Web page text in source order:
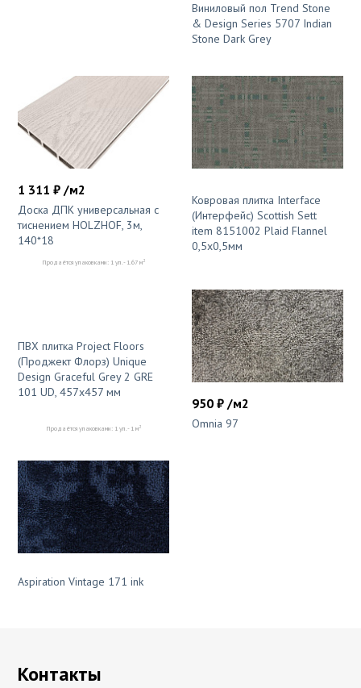
Виниловый пол Trend Stone
& Design Series 5707 Indian
Stone Dark Grey
1 311 ₽ /м2
Доска ДПК универсальная с
тиснением HOLZHOF, 3м,
140*18
Продаётся упаковками: 1 уп. - 1.67 м2
Ковровая плитка Interface
(Интерфейс) Scottish Sett
item 8151002 Plaid Flannel
0,5х0,5мм
ПВХ плитка Project Floors
(Проджект Флорз) Unique
Design Graceful Grey 2 GRE
101 UD, 457x457 мм
Продаётся упаковками: 1 уп. - 1 м2
950 ₽ /м2
Omnia 97
Aspiration Vintage 171 ink
Контакты